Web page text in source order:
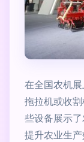
在全国农机
拖拉机或收
些设备展示
提升农业生